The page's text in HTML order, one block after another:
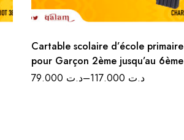
Cartable scolaire d’école primaire
pour Garçon 2ème jusqu’au 6ème
د.ت– د.ت